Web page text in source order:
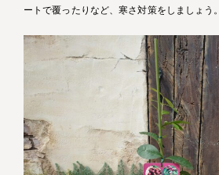
ートで覆ったりなど、寒さ対策をしましょう。